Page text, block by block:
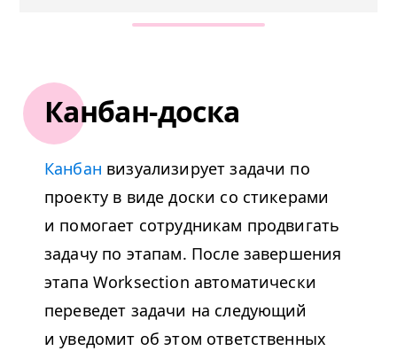
Канбан-доска
Канбан визуализирует задачи по
проекту в виде доски со стикерами
и помогает сотрудникам продвигать
задачу по этапам. После завершения
этапа Worksection автоматически
переведет задачи на следующий
и уведомит об этом ответственных